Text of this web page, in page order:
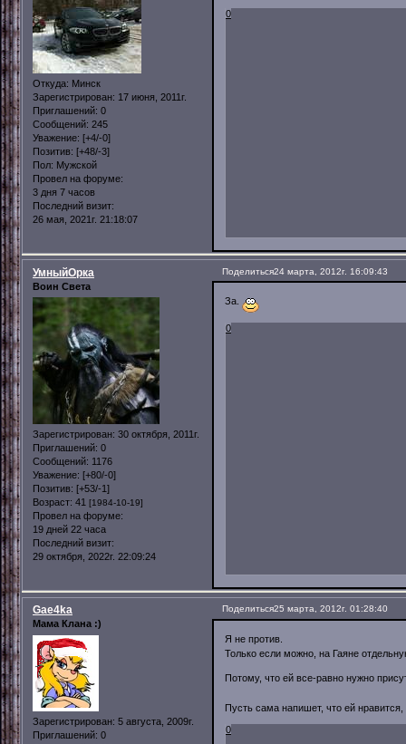
Откуда: Минск
Зарегистрирован: 17 июня, 2011г.
Приглашений: 0
Сообщений: 245
Уважение: [+4/-0]
Позитив: [+48/-3]
Пол: Мужской
Провел на форуме:
3 дня 7 часов
Последний визит:
26 мая, 2021г. 21:18:07
0
Поделиться24 марта, 2012г. 16:09:43
УмныйОрка
Воин Света
Зарегистрирован: 30 октября, 2011г.
Приглашений: 0
Сообщений: 1176
Уважение: [+80/-0]
Позитив: [+53/-1]
Возраст: 41 [1984-10-19]
Провел на форуме:
19 дней 22 часа
Последний визит:
29 октября, 2022г. 22:09:24
За.
0
Поделиться25 марта, 2012г. 01:28:40
Gae4ka
Мама Клана :)
Зарегистрирован: 5 августа, 2009г.
Приглашений: 0
Я не против.
Только если можно, на Гаяне
Потому, что ей все-равно нужно
Пусть сама напишет, что ей нравится,
0